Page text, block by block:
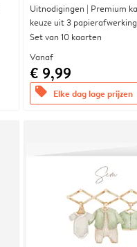
Uitnodigingen | Premium
keuze uit 3
Set van 10 kaarten
Vanaf
€ 9,99
offers Elke dag lage prijzen